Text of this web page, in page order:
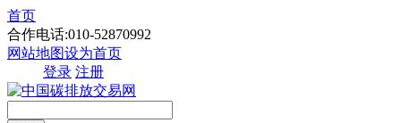
首页
合作电话:010-52870992
网站地图设为首页
登录 注册